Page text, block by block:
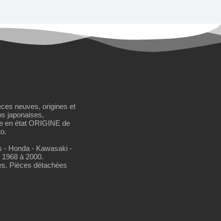
neuves, origines et
japonaises,
en état ORIGINE de
- Honda - Kawasaki -
à 2000.
Pièces détachées